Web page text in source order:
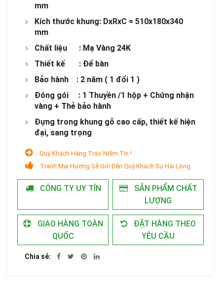
mm
Kích thước khung: DxRxC = 510x180x340
mm
Chất liệu : Mạ Vàng 24K
Thiết kế : Để bàn
Bảo hành : 2 năm ( 1 đổi 1 )
Đóng gói : 1 Thuyền /1 hộp + Chứng nhận
vàng + Thẻ bảo hành
Đựng trong khung gỗ cao cấp, thiết kế hiện
đại, sang trọng
Quý Khách Hàng Trao Niềm Tin !
Tranh Mai Hương Sẽ Gửi Đến Quý Khách Sự Hài Lòng.
CÔNG TY UY TÍN
SẢN PHẨM CHẤT
LƯỢNG
GIAO HÀNG TOÀN
QUỐC
ĐẶT HÀNG THEO
YÊU CẦU
Chia sẻ